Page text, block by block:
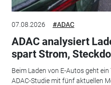
07.08.2026 #ADAC
ADAC analysiert
spart Strom,
Beim Laden von E-Autos geht ein
ADAC-Studie mit fünf aktuellen